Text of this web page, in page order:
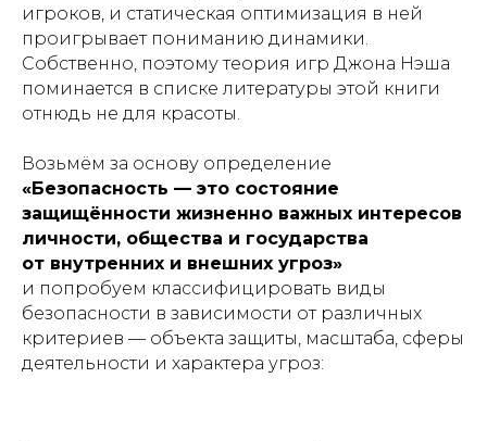
игроков, и статическая оптимизация в ней
проигрывает пониманию динамики.
Собственно, поэтому теория игр Джона Нэша
поминается в списке литературы этой книги
отнюдь не для красоты.
Возьмём за основу определение
«Безопасность — это состояние
защищённости жизненно важных интересов
личности, общества и государства
от внутренних и внешних угроз»
и попробуем классифицировать виды
безопасности в зависимости от различных
критериев — объекта защиты, масштаба, сферы
деятельности и характера угроз: